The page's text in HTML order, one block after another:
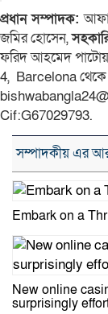
প্রধান সম্পাদক:
জমির হোসেন,
ফরিদ আহমেদ
4, Barcelona থেকে
Cif:G67029793.
সম্পাদকীয় এর
Embark on a
New online
surprisingly